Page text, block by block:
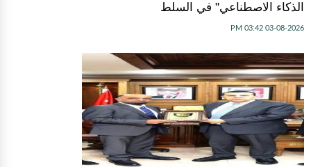
الذكاء الاصطناعي" في السلط
03-08-2026 03:42 PM